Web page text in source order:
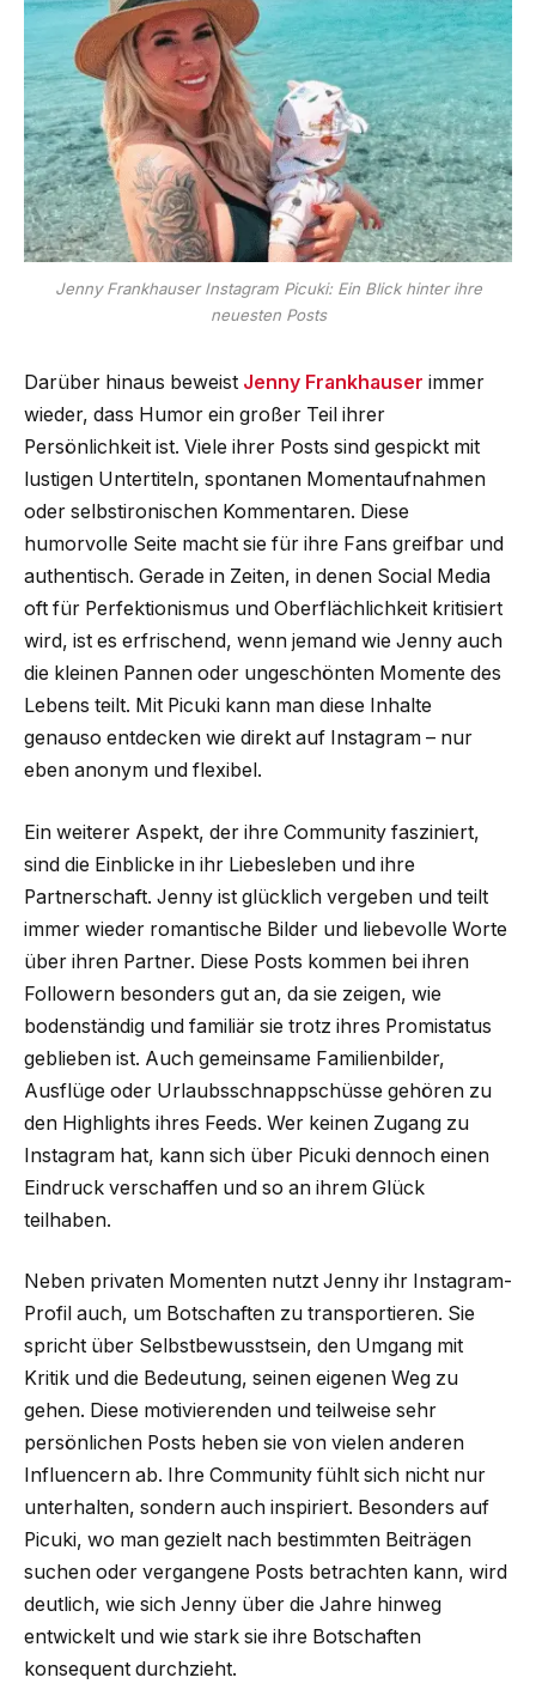
Jenny Frankhauser Instagram Picuki: Ein Blick hinter ihre
neuesten Posts
Darüber hinaus beweist Jenny Frankhauser immer
wieder, dass Humor ein großer Teil ihrer
Persönlichkeit ist. Viele ihrer Posts sind gespickt mit
lustigen Untertiteln, spontanen Momentaufnahmen
oder selbstironischen Kommentaren. Diese
humorvolle Seite macht sie für ihre Fans greifbar und
authentisch. Gerade in Zeiten, in denen Social Media
oft für Perfektionismus und Oberflächlichkeit kritisiert
wird, ist es erfrischend, wenn jemand wie Jenny auch
die kleinen Pannen oder ungeschönten Momente des
Lebens teilt. Mit Picuki kann man diese Inhalte
genauso entdecken wie direkt auf Instagram – nur
eben anonym und flexibel.
Ein weiterer Aspekt, der ihre Community fasziniert,
sind die Einblicke in ihr Liebesleben und ihre
Partnerschaft. Jenny ist glücklich vergeben und teilt
immer wieder romantische Bilder und liebevolle Worte
über ihren Partner. Diese Posts kommen bei ihren
Followern besonders gut an, da sie zeigen, wie
bodenständig und familiär sie trotz ihres Promistatus
geblieben ist. Auch gemeinsame Familienbilder,
Ausflüge oder Urlaubsschnappschüsse gehören zu
den Highlights ihres Feeds. Wer keinen Zugang zu
Instagram hat, kann sich über Picuki dennoch einen
Eindruck verschaffen und so an ihrem Glück
teilhaben.
Neben privaten Momenten nutzt Jenny ihr Instagram-
Profil auch, um Botschaften zu transportieren. Sie
spricht über Selbstbewusstsein, den Umgang mit
Kritik und die Bedeutung, seinen eigenen Weg zu
gehen. Diese motivierenden und teilweise sehr
persönlichen Posts heben sie von vielen anderen
Influencern ab. Ihre Community fühlt sich nicht nur
unterhalten, sondern auch inspiriert. Besonders auf
Picuki, wo man gezielt nach bestimmten Beiträgen
suchen oder vergangene Posts betrachten kann, wird
deutlich, wie sich Jenny über die Jahre hinweg
entwickelt und wie stark sie ihre Botschaften
konsequent durchzieht.